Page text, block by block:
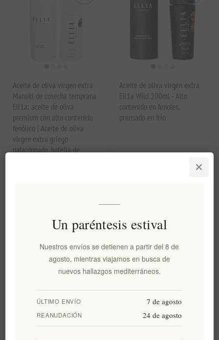
Aceite de oliva virgen extra
Manaki de cosecha temprana
Ell1a: aceite de oliva
premium con alto contenido
fenólico | Aceite de oliva
virgen extra griego
galardonado, botella de
Aceite de oliva virgen extra
Ell1a Wild 200ml - Alto
contenido en fenoles,
prensado en frío
equivale a €399,50 por 1 lt
Aceite de oliva silvestre
Un paréntesis estival
Nuestros envíos se detienen a partir del 8 de
agosto, mientras viajamos en busca de
nuevos hallazgos mediterráneos.
ÚLTIMO ENVÍO 7 de agosto
REANUDACIÓN 24 de agosto